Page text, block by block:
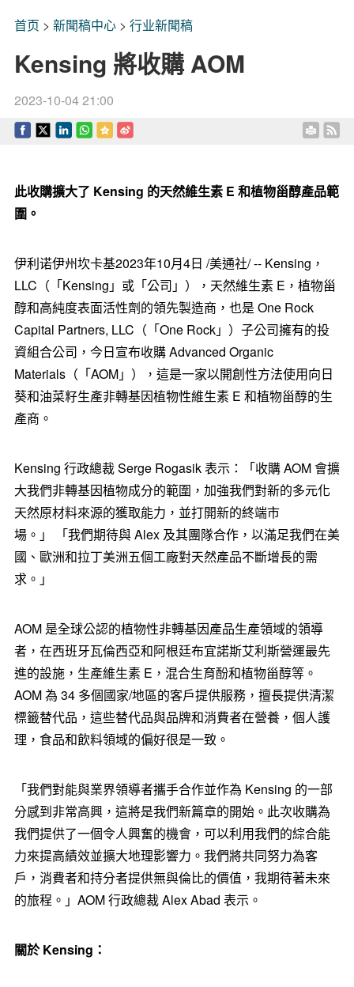
首页 > 新聞稿中心> 行业新聞稿
Kensing 將收購 AOM
2023-10-04 21:00
此收購擴大了 Kensing 的天然維生素 E 和植物甾醇產品範
圍。
伊利诺伊州坎卡基2023年10月4日 /美通社/ -- Kensing，
LLC（「Kensing」或「公司」），天然維生素 E，植物甾
醇和高純度表面活性劑的領先製造商，也是 One Rock
Capital Partners, LLC（「One Rock」）子公司擁有的投
資組合公司，今日宣布收購 Advanced Organic
Materials（「AOM」），這是一家以開創性方法使用向日
葵和油菜籽生產非轉基因植物性維生素 E 和植物甾醇的生
產商。
Kensing 行政總裁 Serge Rogasik 表示：「收購 AOM 會擴
大我們非轉基因植物成分的範圍，加強我們對新的多元化
天然原材料來源的獲取能力，並打開新的終端市
場。」 「我們期待與 Alex 及其團隊合作，以滿足我們在美
國、歐洲和拉丁美洲五個工廠對天然產品不斷增長的需
求。」
AOM 是全球公認的植物性非轉基因產品生產領域的領導
者，在西班牙瓦倫西亞和阿根廷布宜諾斯艾利斯營運最先
進的設施，生產維生素 E，混合生育酚和植物甾醇等。
AOM 為 34 多個國家/地區的客戶提供服務，擅長提供清潔
標籤替代品，這些替代品與品牌和消費者在營養，個人護
理，食品和飲料領域的偏好很是一致。
「我們對能與業界領導者攜手合作並作為 Kensing 的一部
分感到非常高興，這將是我們新篇章的開始。此次收購為
我們提供了一個令人興奮的機會，可以利用我們的綜合能
力來提高績效並擴大地理影響力。我們將共同努力為客
戶，消費者和持分者提供無與倫比的價值，我期待著未來
的旅程。」AOM 行政總裁 Alex Abad 表示。
關於Kensing ：